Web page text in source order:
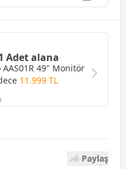
Adet alana
AAS01R 49" Monitör
11.999 TL
Paylaş